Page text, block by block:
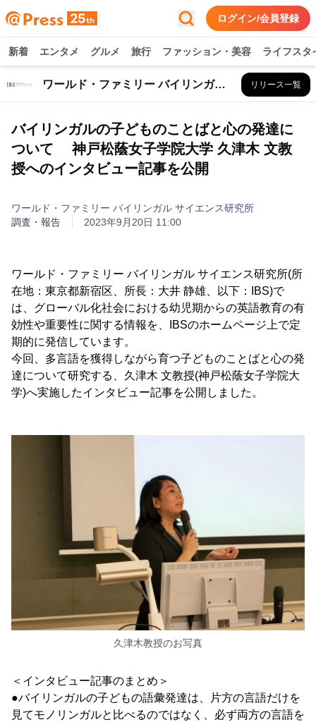
ログイン/会員登録
新着 エンタメ グルメ 旅行 ファッション・美容 ライフスタ
ワールド・ファミリー バイリンガル サイエンス研究所 リリース一覧
バイリンガルの子どものことばと心の発達に
ついて 神戸松蔭女子学院大学 久津木 文教
授へのインタビュー記事を公開
ワールド・ファミリー バイリンガル サイエンス研究所
調査・報告
2023年9月20日 11:00
ワールド・ファミリー バイリンガル サイエンス研究所(所
在地：東京都新宿区、所長：大井 静雄、以下：IBS)で
は、グローバル化社会における幼児期からの英語教育の有
効性や重要性に関する情報を、IBSのホームページ上で定
期的に発信しています。
今回、多言語を獲得しながら育つ子どものことばと心の発
達について研究する、久津木 文教授(神戸松蔭女子学院大
学)へ実施したインタビュー記事を公開しました。
久津木教授のお写真
＜インタビュー記事のまとめ＞
●バイリンガルの子どもの語彙発達は、片方の言語だけを
見てモノリンガルと比べるのではなく、必ず両方の言語を